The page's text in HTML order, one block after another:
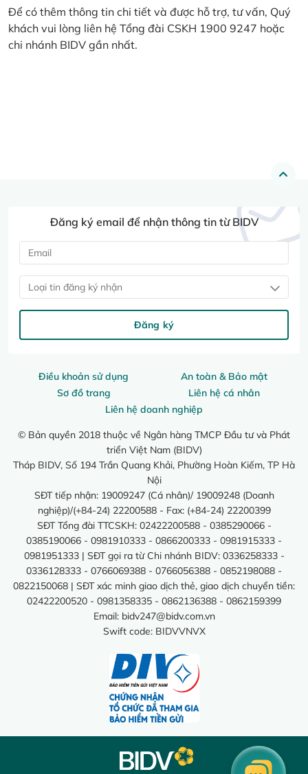
Để có thêm thông tin chi tiết và được hỗ trợ, tư vấn, Quý
khách vui lòng liên hệ Tổng đài CSKH 1900 9247 hoặc
chi nhánh BIDV gần nhất.
Điều khoản sử dụng
An toàn & Bảo mật
Sơ đồ trang
Liên hệ cá nhân
Liên hệ doanh nghiệp
© Bản quyền 2018 thuộc về Ngân hàng TMCP Đầu tư và Phát
triển Việt Nam (BIDV)
Tháp BIDV, Số 194 Trần Quang Khải, Phường Hoàn Kiếm, TP Hà
Nội
SĐT tiếp nhận: 19009247 (Cá nhân)/ 19009248 (Doanh
nghiệp)/(+84-24) 22200588 - Fax: (+84-24) 22200399
SĐT Tổng đài TTCSKH: 02422200588 - 0385290066 -
0385190066 - 0981910333 - 0866200333 - 0981915333 -
0981951333 | SĐT gọi ra từ Chi nhánh BIDV: 0336258333 -
0336128333 - 0766069388 - 0766056388 - 0852198088 -
0822150068 | SĐT xác minh giao dịch thẻ, giao dịch chuyển tiền:
02422200520 - 0981358335 - 0862136388 - 0862159399
Email: bidv247@bidv.com.vn
Swift code: BIDVVNVX
Đăng ký email để nhận thông tin từ BIDV
Loại tin đăng ký nhận
Đăng ký